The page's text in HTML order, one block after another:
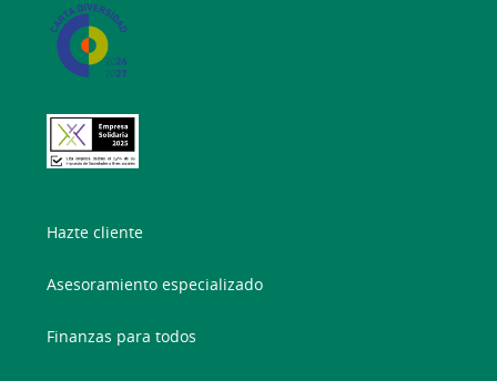
Hazte cliente
Asesoramiento especializado
Finanzas para todos